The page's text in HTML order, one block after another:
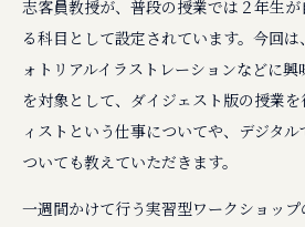
志客員教授が、普段の授業では２年生
る科目として設定されています。今回
ォトリアルイラストレーションなどに
を対象として、ダイジェスト版の授業
ィストという仕事についてや、デジタ
ついても教えていただきます。
一週間かけて行う実習型ワークショッ